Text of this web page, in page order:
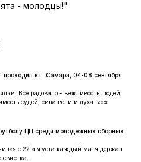
- молодцы!"
проходил в г. Самара, 04-08 сентября
Всё радовало - вежливость людей,
судей, сила воли и духа всех
ЦП среди молодёжных сборных
с 22 августа каждый матч держал